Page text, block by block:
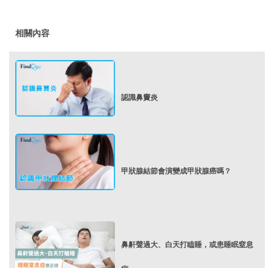
相關內容
認識鼻竇炎
甲狀腺結節會演變成甲狀腺癌嗎？
鼻鼾聲過大、白天打瞌睡，或患睡眠窒息